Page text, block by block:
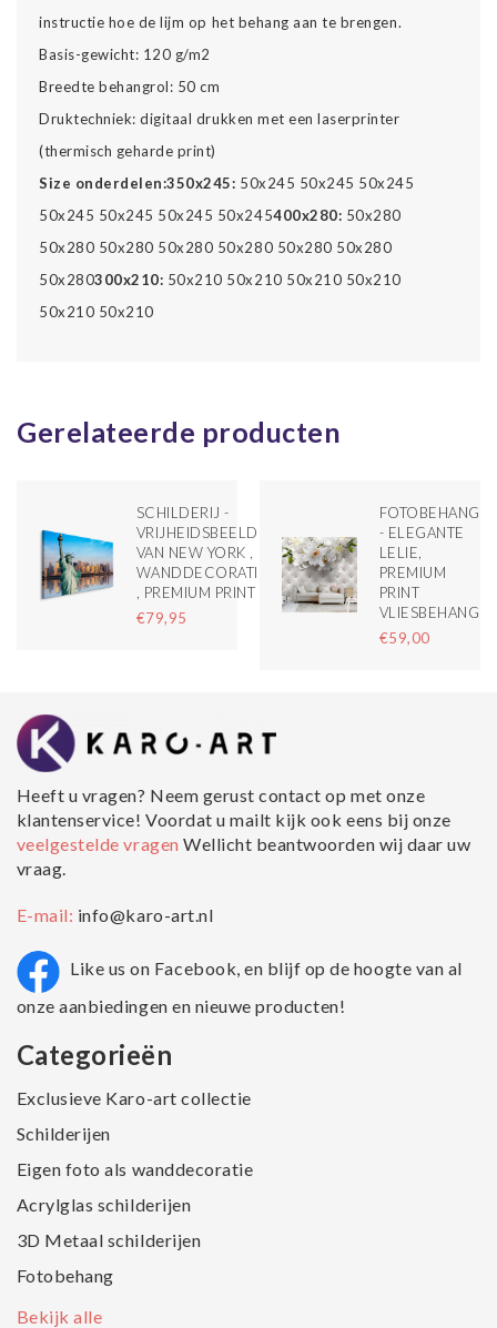
instructie hoe de lijm op het behang aan te brengen.
Basis-gewicht: 120 g/m2
Breedte behangrol: 50 cm
Druktechniek: digitaal drukken met een laserprinter
(thermisch geharde print)
Size onderdelen:350x245: 50x245 50x245 50x245
50x245 50x245 50x245 50x245400x280: 50x280
50x280 50x280 50x280 50x280 50x280 50x280
50x280300x210: 50x210 50x210 50x210 50x210
50x210 50x210
Gerelateerde producten
SCHILDERIJ -
VRIJHEIDSBEELD
VAN NEW YORK ,
WANDDECORATIE
, PREMIUM PRINT
€79,95
FOTOBEHANG
- ELEGANTE
LELIE,
PREMIUM
PRINT
VLIESBEHANG
€59,00
Heeft u vragen? Neem gerust contact op met onze
klantenservice! Voordat u mailt kijk ook eens bij onze
veelgestelde vragenWellicht beantwoorden wij daar uw
vraag.
E-mail: info@karo-art.nl
Like us on Facebook, en blijf op de hoogte van al
onze aanbiedingen en nieuwe producten!
Categorieën
Exclusieve Karo-art collectie
Schilderijen
Eigen foto als wanddecoratie
Acrylglas schilderijen
3D Metaal schilderijen
Fotobehang
Bekijk alle